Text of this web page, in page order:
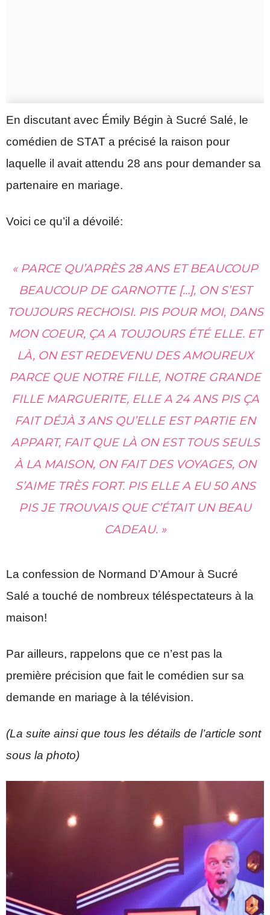
En discutant avec Émily Bégin à Sucré Salé, le
comédien de STAT a précisé la raison pour
laquelle il avait attendu 28 ans pour demander sa
partenaire en mariage.
Voici ce qu’il a dévoilé:
« PARCE QU’APRÈS 28 ANS ET BEAUCOUP
BEAUCOUP DE GARNOTTE […], ON S’EST
TOUJOURS RECHOISI. PIS POUR MOI, DANS
MON COEUR, ÇA A TOUJOURS ÉTÉ ELLE. ET
LÀ, ON EST REDEVENU DES AMOUREUX
PARCE QUE NOTRE FILLE, NOTRE GRANDE
FILLE MARGUERITE, ELLE A 24 ANS PIS ÇA
FAIT DÉJÀ 3 ANS QU’ELLE EST PARTIE EN
APPART, FAIT QUE LÀ ON EST TOUS SEULS
À LA MAISON, ON FAIT DES VOYAGES, ON
S’AIME TRÈS FORT. PIS ELLE A EU 50 ANS
PIS JE TROUVAIS QUE C’ÉTAIT UN BEAU
CADEAU. »
La confession de Normand D’Amour à Sucré
Salé a touché de nombreux téléspectateurs à la
maison!
Par ailleurs, rappelons que ce n’est pas la
première précision que fait le comédien sur sa
demande en mariage à la télévision.
(La suite ainsi que tous les détails de l’article sont
sous la photo)